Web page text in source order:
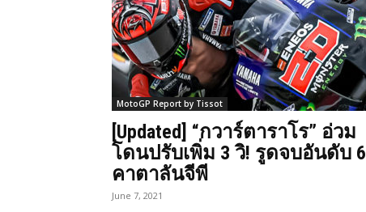
MotoGP Report by Tissot
[Updated] “กวาร์ตาราโร” อ่วม
โดนปรับเพิ่ม 3 วิ! รูดจบอันดับ 6
คาตาลันจีพี
June 7, 2021